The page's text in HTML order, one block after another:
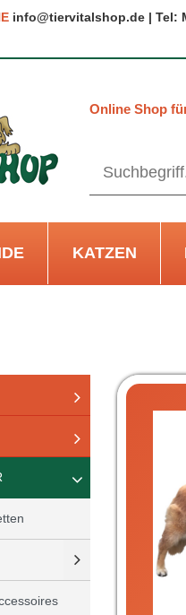
info@tiervitalshop.de | Tel:
Online Shop
KATZEN